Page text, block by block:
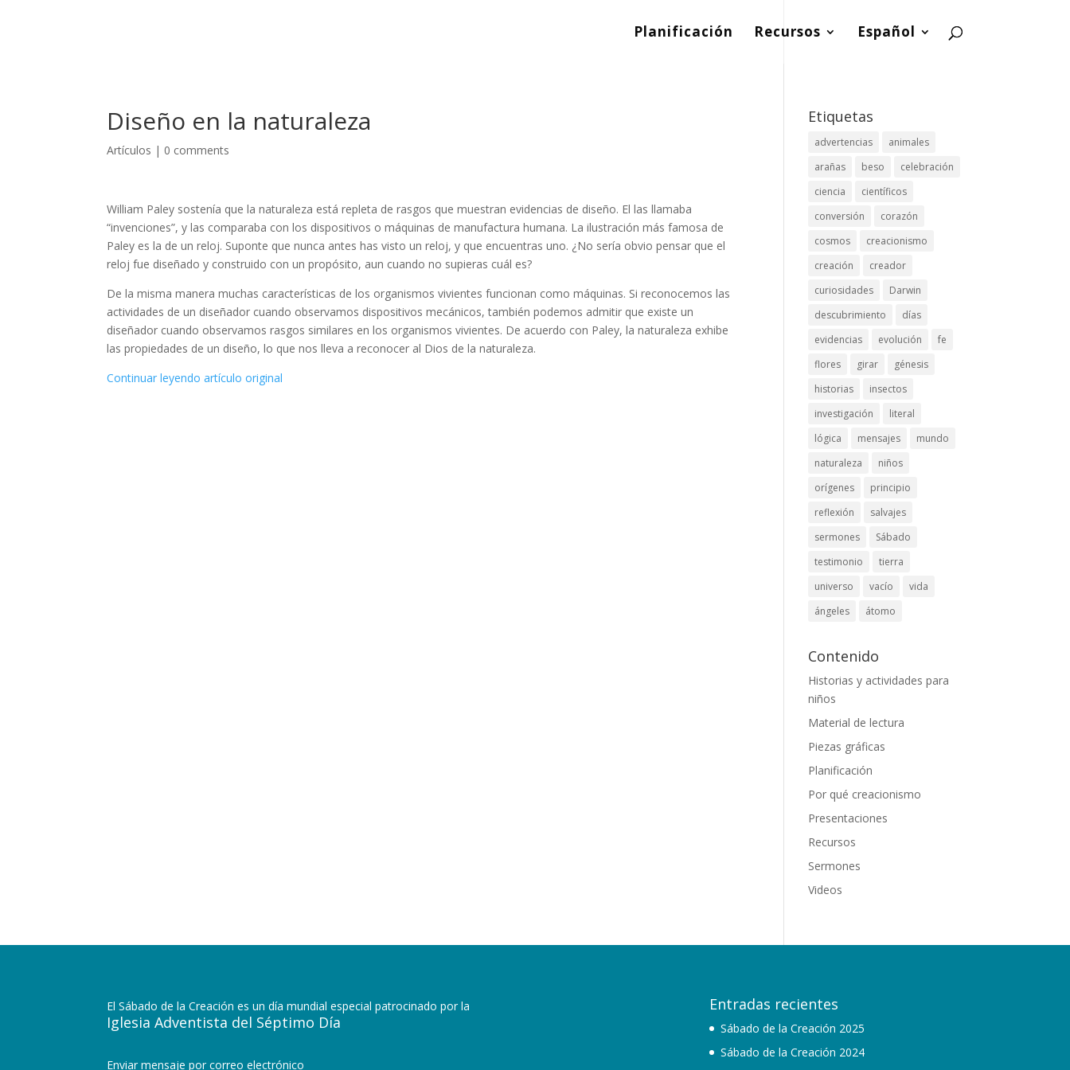
Planificación Recursos Español
Diseño en la naturaleza
Artículos | 0 comments
William Paley sostenía que la naturaleza está repleta de rasgos que muestran evidencias de diseño. El las llamaba
“invenciones”, y las comparaba con los dispositivos o máquinas de manufactura humana. La ilustración más famosa de
Paley es la de un reloj. Suponte que nunca antes has visto un reloj, y que encuentras uno. ¿No sería obvio pensar que el
reloj fue diseñado y construido con un propósito, aun cuando no supieras cuál es?
De la misma manera muchas características de los organismos vivientes funcionan como máquinas. Si reconocemos las
actividades de un diseñador cuando observamos dispositivos mecánicos, también podemos admitir que existe un
diseñador cuando observamos rasgos similares en los organismos vivientes. De acuerdo con Paley, la naturaleza exhibe
las propiedades de un diseño, lo que nos lleva a reconocer al Dios de la naturaleza.
Continuar leyendo artículo original
Etiquetas
advertencias
animales
arañas
beso
celebración
ciencia
científicos
conversión
corazón
cosmos
creacionismo
creación
creador
curiosidades
Darwin
descubrimiento
días
evidencias
evolución
fe
flores
girar
génesis
historias
insectos
investigación
literal
lógica
mensajes
mundo
naturaleza
niños
orígenes
principio
reflexión
salvajes
sermones
Sábado
testimonio
tierra
universo
vacío
vida
ángeles
átomo
Contenido
Historias y actividades para
niños
Material de lectura
Piezas gráficas
Planificación
Por qué creacionismo
Presentaciones
Recursos
Sermones
Videos
El Sábado de la Creación es un día mundial especial patrocinado por la
Iglesia Adventista del Séptimo Día
Enviar mensaje por correo electrónico
Entradas recientes
Sábado de la Creación 2025
Sábado de la Creación 2024